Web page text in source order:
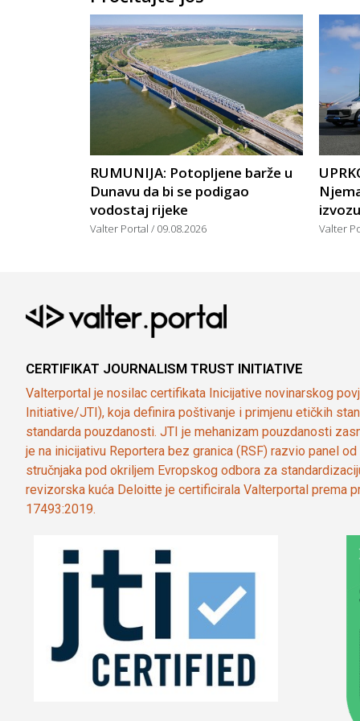
RUMUNIJA: Potopljene barže u
Dunavu da bi se podigao
vodostaj rijeke
Valter Portal 09.08.2026
izvozu
Valter
CERTIFIKAT JOURNALISM TRUST INITIATIVE
Valterportal je nosilac certifikata Inicijative novinarskog
Initiative/JTI), koja definira poštivanje i primjenu etičkih
standarda pouzdanosti. JTI je mehanizam pouzdanosti
je na inicijativu Reportera bez granica (RSF) razvio panel
stručnjaka pod okriljem Evropskog odbora za
revizorska kuća Deloitte je certificirala Valterportal prema
17493:2019.